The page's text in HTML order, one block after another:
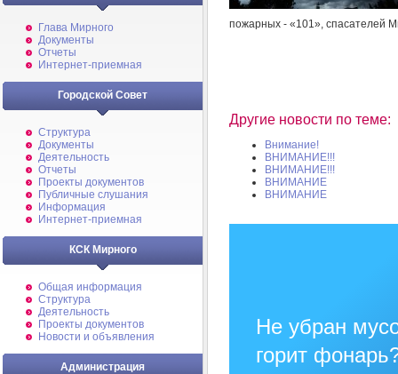
Глава Мирного
Документы
Отчеты
Интернет-приемная
Городской Совет
Структура
Документы
Деятельность
Отчеты
Проекты документов
Публичные слушания
Информация
Интернет-приемная
КСК Мирного
Общая информация
Структура
Деятельность
Проекты документов
Новости и объявления
Администрация
пожарных - «101», спасателей
Другие новости по теме:
Внимание!
ВНИМАНИЕ!!!
ВНИМАНИЕ!!!
ВНИМАНИЕ
ВНИМАНИЕ
Не убран
горит